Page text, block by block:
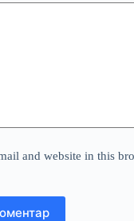
and website in this